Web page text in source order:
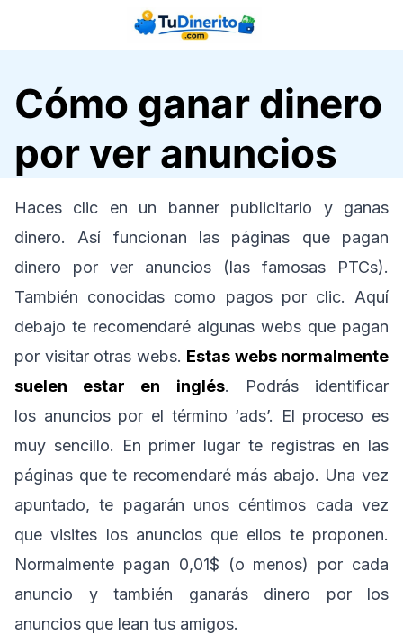
Cómo ganar dinero
por ver anuncios
Haces clic en un banner publicitario y ganas
dinero. Así funcionan las páginas que pagan
dinero por ver anuncios (las famosas PTCs).
También conocidas como pagos por clic. Aquí
debajo te recomendaré algunas webs que pagan
por visitar otras webs. Estas webs normalmente
suelen estar en inglés. Podrás identificar
los anuncios por el término ‘ads’. El proceso es
muy sencillo. En primer lugar te registras en las
páginas que te recomendaré más abajo. Una vez
apuntado, te pagarán unos céntimos cada vez
que visites los anuncios que ellos te proponen.
Normalmente pagan 0,01$ (o menos) por cada
anuncio y también ganarás dinero por los
anuncios que lean tus amigos.